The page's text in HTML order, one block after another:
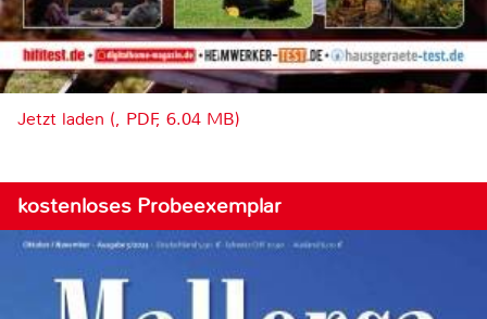
Jetzt laden (, PDF, 6.04 MB)
kostenloses Probeexemplar